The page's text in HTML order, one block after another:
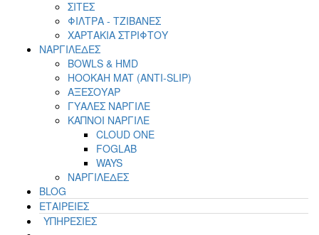
ΣΙΤΕΣ
ΦΙΛΤΡΑ - ΤΖΙΒΑΝΕΣ
ΧΑΡΤΑΚΙΑ ΣΤΡΙΦΤΟΥ
ΝΑΡΓΙΛΕΔΕΣ
BOWLS & HMD
HOOKAH MAT (ANTI-SLIP)
ΑΞΕΣΟΥΑΡ
ΓΥΑΛΕΣ ΝΑΡΓΙΛΕ
ΚΑΠΝΟΙ ΝΑΡΓΙΛΕ
CLOUD ONE
FOGLAB
WAYS
ΝΑΡΓΙΛΕΔΕΣ
BLOG
ΕΤΑΙΡΕΙΕΣ
ΥΠΗΡΕΣΙΕΣ